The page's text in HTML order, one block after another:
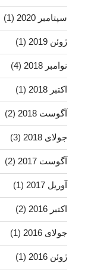
سپتامبر 2020 (1)
ژوئن 2019 (1)
نوامبر 2018 (4)
اکتبر 2018 (1)
آگوست 2018 (2)
جولای 2018 (3)
آگوست 2017 (2)
آوریل 2017 (1)
اکتبر 2016 (2)
جولای 2016 (1)
ژوئن 2016 (1)